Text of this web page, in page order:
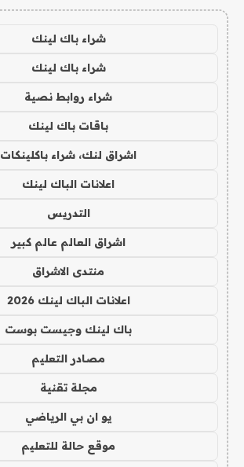
شراء باك لينك
شراء باك لينك
شراء روابط نصية
باقات باك لينك
اشراق لنك، شراء باكلينكات
اعلانات الباك لينك
التدريس
اشراق العالم عالم كبير
منتدى الاشراق
اعلانات الباك لينك 2026
باك لينك وجيست بوست
مصادر التعليم
مجلة تقنية
يو ان بي الرياضي
موقع حالة للتعليم